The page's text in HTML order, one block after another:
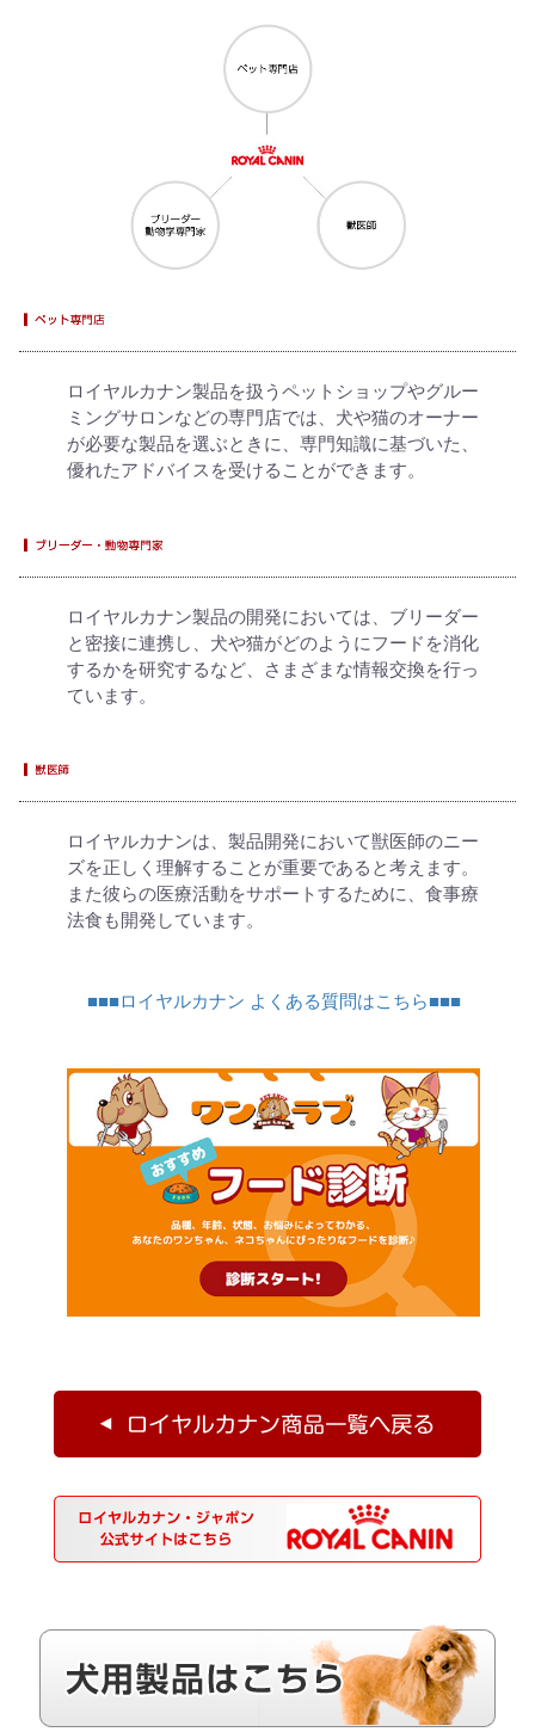
ロイヤルカナン製品を扱うペットショップやグルー
ミングサロンなどの専門店では、犬や猫のオーナー
が必要な製品を選ぶときに、専門知識に基づいた、
優れたアドバイスを受けることができます。
ロイヤルカナン製品の開発においては、ブリーダー
と密接に連携し、犬や猫がどのようにフードを消化
するかを研究するなど、さまざまな情報交換を行っ
ています。
ロイヤルカナンは、製品開発において獣医師のニー
ズを正しく理解することが重要であると考えます。
また彼らの医療活動をサポートするために、食事療
法食も開発しています。
■■■ロイヤルカナン よくある質問はこちら■■■